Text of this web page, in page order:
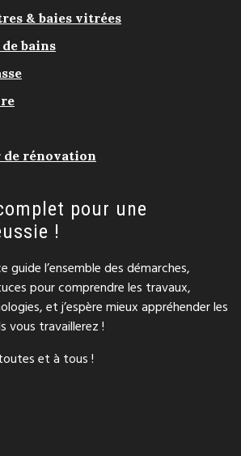
& baies vitrées
bains
rénovation
pour une
!
guide l’ensemble des démarches,
pour comprendre les travaux,
et j’espère mieux appréhender les
vous travaillerez !
et à tous !